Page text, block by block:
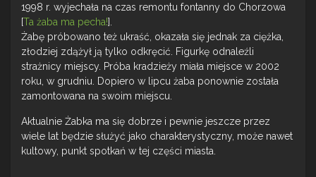
1998 r. wyjechała na czas remontu fontanny do Chorzowa
[Ta żaba ma pecha!].
Żabę próbowano też ukraść, okazała się jednak za ciężka,
złodziej zdążył ją tylko odkręcić. Figurkę odnaleźli
strażnicy miejscy. Próba kradzieży miała miejsce w 2002
roku, w grudniu. Dopiero w lipcu żaba ponownie została
zamontowana na swoim miejscu.
Aktualnie Żabka ma się dobrze i pewnie jeszcze przez
wiele lat będzie służyć jako charakterystyczny, może nawet
kultowy, punkt spotkań w tej części miasta.